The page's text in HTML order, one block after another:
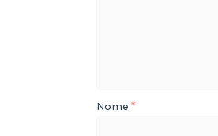
Nome*